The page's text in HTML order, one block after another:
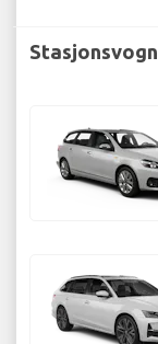
Stasjonsvogn